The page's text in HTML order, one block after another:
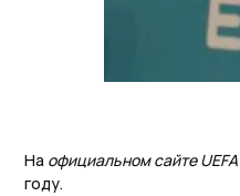
На официальном сайте UEFA
году.